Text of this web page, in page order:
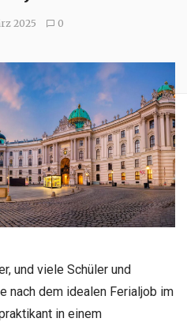
2025 0
und viele Schüler und
nach dem idealen Ferialjob im
in einem